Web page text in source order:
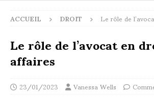
ACCUEIL DROIT Le rôle de
Le rôle de l’avocat en
affaires
23/01/2023 Vanessa Wells